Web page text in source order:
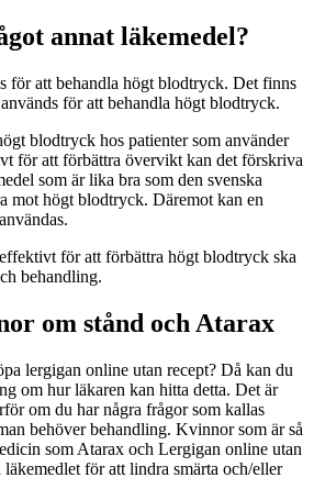
annat läkemedel?
för att behandla högt blodtryck. Det finns
för att behandla högt blodtryck.
blodtryck hos patienter som använder
för att förbättra övervikt kan det förskriva
som är lika bra som den svenska
mot högt blodtryck. Däremot kan en
för att förbättra högt blodtryck ska
behandling.
om stånd och Atarax
lergigan online utan recept? Då kan du
om hur läkaren kan hitta detta. Det är
om du har några frågor som kallas
behöver behandling. Kvinnor som är så
som Atarax och Lergigan online utan
läkemedlet för att lindra smärta och/eller